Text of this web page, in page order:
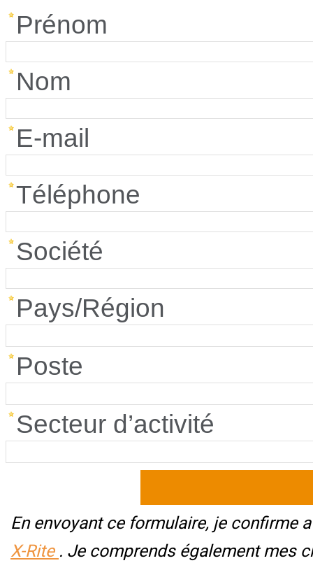
Prénom
Nom
E-mail
Téléphone
Société
Pays/Région
Poste
Secteur d’activité
En envoyant ce formulaire, je confirme
X-Rite . Je comprends également mes